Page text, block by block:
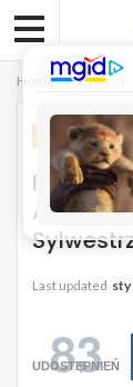
Home Fakty
FAKTY
Fala
Last updated sty
83
UDOSTĘPNIEŃ